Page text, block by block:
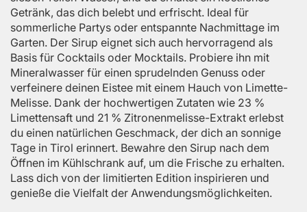
Getränk, das dich belebt und erfrischt. Ideal für
sommerliche Partys oder entspannte Nachmittage im
Garten. Der Sirup eignet sich auch hervorragend als
Basis für Cocktails oder Mocktails. Probiere ihn mit
Mineralwasser für einen sprudelnden Genuss oder
verfeinere deinen Eistee mit einem Hauch von Limette-
Melisse. Dank der hochwertigen Zutaten wie 23 %
Limettensaft und 21 % Zitronenmelisse-Extrakt erlebst
du einen natürlichen Geschmack, der dich an sonnige
Tage in Tirol erinnert. Bewahre den Sirup nach dem
Öffnen im Kühlschrank auf, um die Frische zu erhalten.
Lass dich von der limitierten Edition inspirieren und
genieße die Vielfalt der Anwendungsmöglichkeiten.